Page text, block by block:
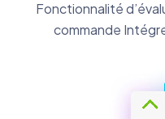
Fonctionnalité
commande